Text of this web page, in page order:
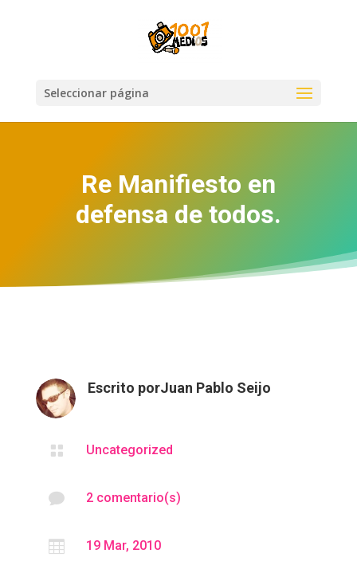
Seleccionar página
Re Manifiesto en
defensa de todos.
Escrito porJuan Pablo Seijo
 Uncategorized
 2 comentario(s)
 19 Mar, 2010